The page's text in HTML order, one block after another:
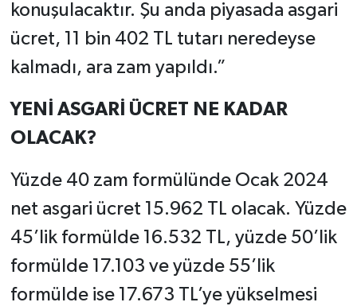
konuşulacaktır. Şu anda piyasada asgari
ücret, 11 bin 402 TL tutarı neredeyse
kalmadı, ara zam yapıldı.”
YENİ ASGARİ ÜCRET NE KADAR
OLACAK?
Yüzde 40 zam formülünde Ocak 2024
net asgari ücret 15.962 TL olacak. Yüzde
45’lik formülde 16.532 TL, yüzde 50’lik
formülde 17.103 ve yüzde 55’lik
formülde ise 17.673 TL’ye yükselmesi